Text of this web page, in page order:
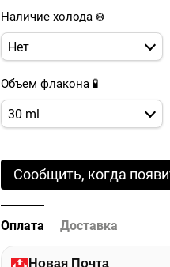
Наличие холода ❄️
Нет
Объем флакона 🧪
30 ml
Сообщить, когда
Оплата Доставка
Новая Почта